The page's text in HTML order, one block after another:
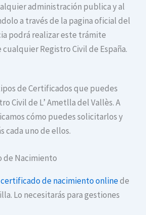
administración publica y al
a través de la pagina oficial del
podrá realizar este trámite
Registro Civil de España.
de Certificados que puedes
Civil de L’ Ametlla del Vallès. A
cómo puedes solicitarlos y
cada uno de ellos.
de Nacimiento
certificado de nacimiento onlinede
Lo necesitarás para gestiones